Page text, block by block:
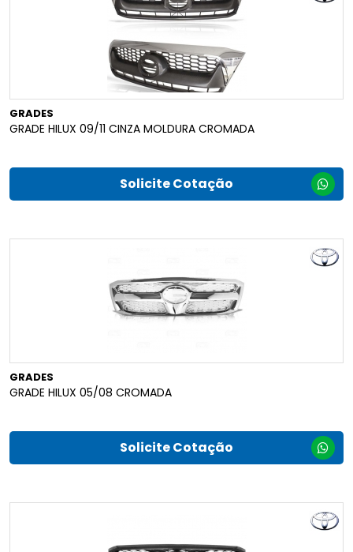
GRADES
GRADE HILUX 09/11 CINZA MOLDURA CROMADA
Solicite Cotação
GRADES
GRADE HILUX 05/08 CROMADA
Solicite Cotação